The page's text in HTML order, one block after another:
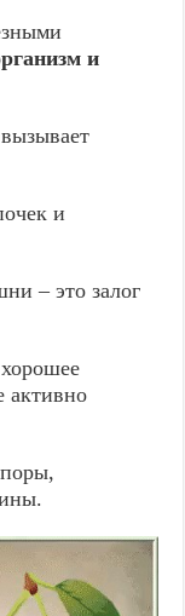
и
и
– это залог
активно